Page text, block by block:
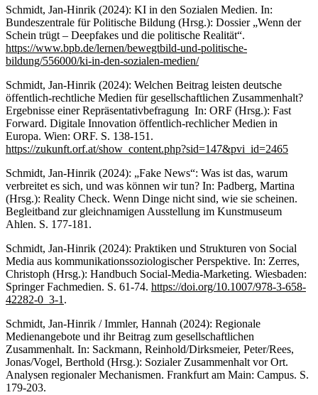
Schmidt, Jan-Hinrik (2024): KI in den Sozialen Medien. In:
Bundeszentrale für Politische Bildung (Hrsg.): Dossier „Wenn der
Schein trügt – Deepfakes und die politische Realität“.
https://www.bpb.de/lernen/bewegtbild-und-politische-
bildung/556000/ki-in-den-sozialen-medien/
Schmidt, Jan-Hinrik (2024): Welchen Beitrag leisten deutsche
öffentlich-rechtliche Medien für gesellschaftlichen Zusammenhalt?
Ergebnisse einer Repräsentativbefragung In: ORF (Hrsg.): Fast
Forward. Digitale Innovation öffentlich-rechlicher Medien in
Europa. Wien: ORF. S. 138-151.
https://zukunft.orf.at/show_content.php?sid=147&pvi_id=2465
Schmidt, Jan-Hinrik (2024): „Fake News“: Was ist das, warum
verbreitet es sich, und was können wir tun? In: Padberg, Martina
(Hrsg.): Reality Check. Wenn Dinge nicht sind, wie sie scheinen.
Begleitband zur gleichnamigen Ausstellung im Kunstmuseum
Ahlen. S. 177-181.
Schmidt, Jan-Hinrik (2024): Praktiken und Strukturen von Social
Media aus kommunikationssoziologischer Perspektive. In: Zerres,
Christoph (Hrsg.): Handbuch Social-Media-Marketing. Wiesbaden:
Springer Fachmedien. S. 61-74. https://doi.org/10.1007/978-3-658-
42282-0_3-1 .
Schmidt, Jan-Hinrik / Immler, Hannah (2024): Regionale
Medienangebote und ihr Beitrag zum gesellschaftlichen
Zusammenhalt. In: Sackmann, Reinhold/Dirksmeier, Peter/Rees,
Jonas/Vogel, Berthold (Hrsg.): Sozialer Zusammenhalt vor Ort.
Analysen regionaler Mechanismen. Frankfurt am Main: Campus. S.
179-203.